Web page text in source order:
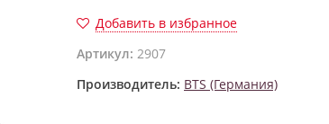
Добавить в избранное
Артикул: 2907
Производитель: BTS (Германия)